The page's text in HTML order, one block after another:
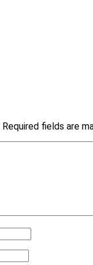
Required fields are